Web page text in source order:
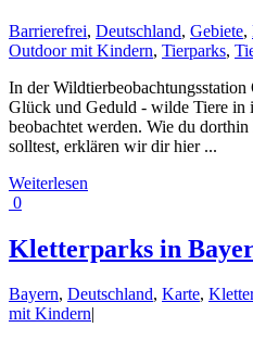
Barrierefrei, Deutschland, Gebiete,
Outdoor mit Kindern, Tierparks,
In der
Glück und Geduld - wilde Tiere in
beobachtet werden. Wie du
solltest, erklären wir dir hier ...
Weiterlesen
0
Kletterparks in
Bayern, Deutschland, Karte,
mit Kindern|